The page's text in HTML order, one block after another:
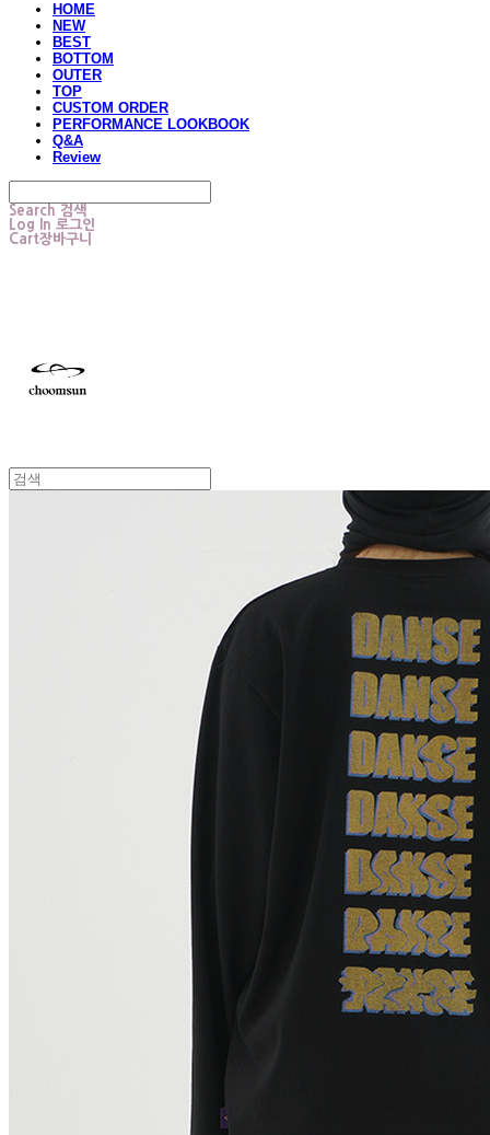
HOME
NEW
BEST
BOTTOM
OUTER
TOP
CUSTOM ORDER
PERFORMANCE LOOKBOOK
Q&A
Review
Search 검색
Log In 로그인
Cart장바구니